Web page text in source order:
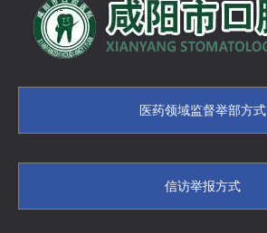
医药领域监督举部方式
信访举报方式